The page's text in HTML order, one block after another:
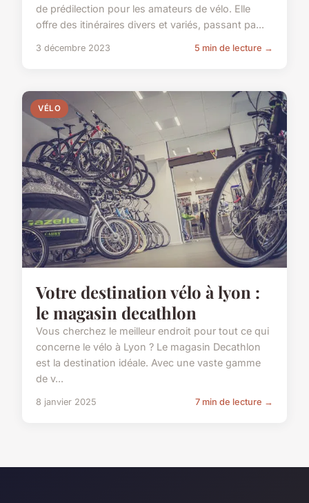
de prédilection pour les amateurs de vélo. Elle
offre des itinéraires divers et variés, passant pa...
3 décembre 2023 5 min de lecture →
VÉLO
Votre destination vélo à lyon :
le magasin decathlon
Vous cherchez le meilleur endroit pour tout ce qui
concerne le vélo à Lyon ? Le magasin Decathlon
est la destination idéale. Avec une vaste gamme
de v...
8 janvier 2025 7 min de lecture →